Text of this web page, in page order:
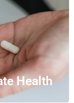
Health